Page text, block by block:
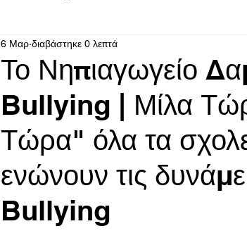
Το Νηπιαγωγείο
Bullying | Μίλα
Τώρα" όλα τα
ενώνουν τις
Bullying
6 Μαρ διαβάστηκε 0 λεπτά